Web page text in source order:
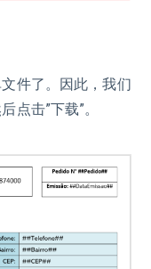
件了。因此，我们
点击”下载”。